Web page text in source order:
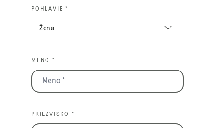
POHLAVIE *
MENO *
PRIEZVISKO *